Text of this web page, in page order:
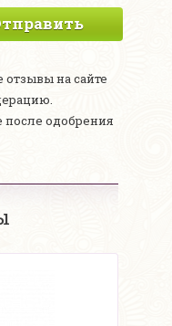
на сайте
после одобрения